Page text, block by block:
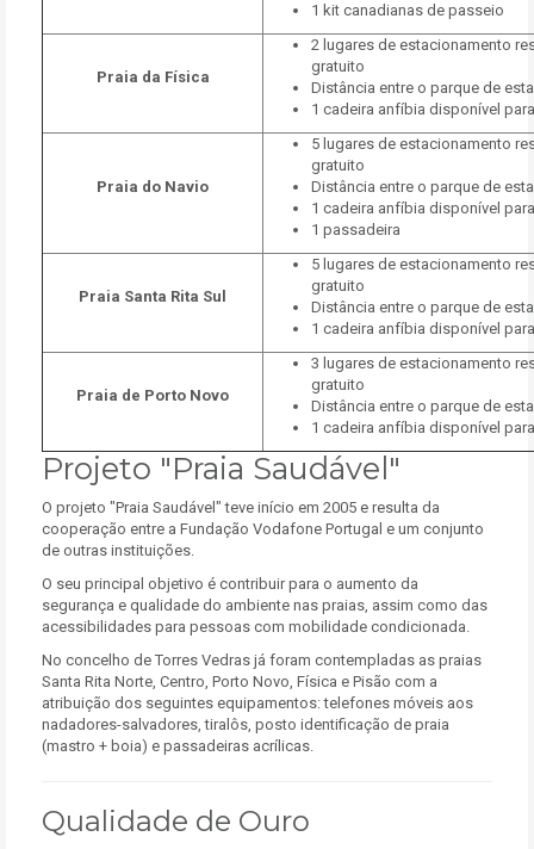
1 kit canadianas de passeio
Praia da Física
2 lugares de estacionamento
gratuito
Distância entre o parque de
1 cadeira anfíbia disponível
Praia do Navio
5 lugares de estacionamento
gratuito
Distância entre o parque de
1 cadeira anfíbia disponível
1 passadeira
Praia Santa Rita Sul
5 lugares de estacionamento
gratuito
Distância entre o parque de
1 cadeira anfíbia disponível
Praia de Porto Novo
3 lugares de estacionamento
gratuito
Distância entre o parque de
1 cadeira anfíbia disponível
Projeto "Praia Saudável"
O projeto "Praia Saudável" teve início em 2005 e resulta da
cooperação entre a Fundação Vodafone Portugal e um conjunto
de outras instituições.
O seu principal objetivo é contribuir para o aumento da
segurança e qualidade do ambiente nas praias, assim como das
acessibilidades para pessoas com mobilidade condicionada.
No concelho de Torres Vedras já foram contempladas as praias
Santa Rita Norte, Centro, Porto Novo, Física e Pisão com a
atribuição dos seguintes equipamentos: telefones móveis aos
nadadores-salvadores, tiralôs, posto identificação de praia
(mastro + boia) e passadeiras acrílicas.
Qualidade de Ouro